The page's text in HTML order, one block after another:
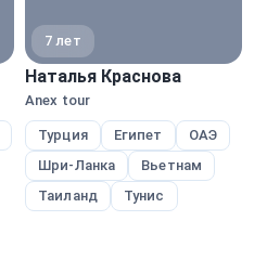
7 лет
Наталья Краснова
Anex tour
Турция Египет
ОАЭ
Шри-Ланка
Вьетнам
Таиланд
Тунис